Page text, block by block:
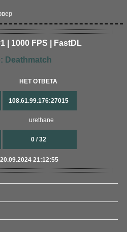
| 1000 FPS | FastDL
Deathmatch
НЕТ ОТВЕТА
108.61.99.176:27015
urethane
0 / 32
21:12:55